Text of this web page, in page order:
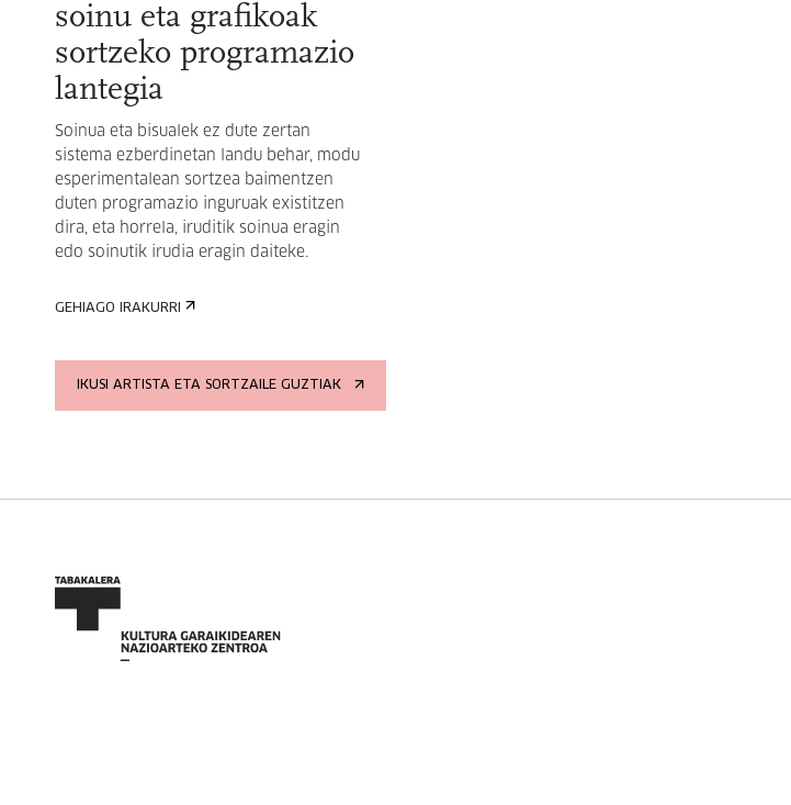
soinu eta grafikoak
sortzeko programazio
lantegia
Soinua eta bisualek ez dute zertan
sistema ezberdinetan landu behar, modu
esperimentalean sortzea baimentzen
duten programazio inguruak existitzen
dira, eta horrela, iruditik soinua eragin
edo soinutik irudia eragin daiteke.
GEHIAGO IRAKURRI
IKUSI ARTISTA ETA SORTZAILE GUZTIAK